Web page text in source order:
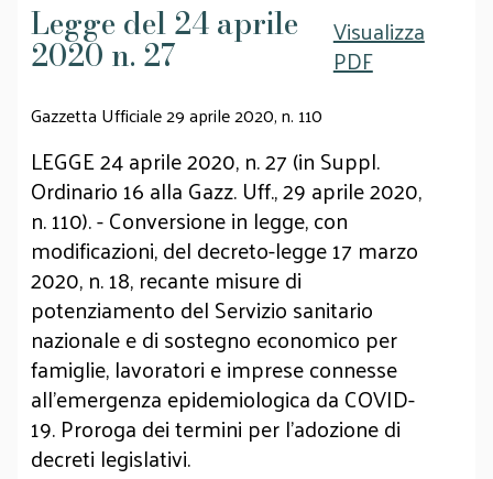
Legge del 24 aprile
2020 n. 27
Visualizza
PDF
Gazzetta Ufficiale 29 aprile 2020, n. 110
LEGGE 24 aprile 2020, n. 27 (in Suppl.
Ordinario 16 alla Gazz. Uff., 29 aprile 2020,
n. 110). - Conversione in legge, con
modificazioni, del decreto-legge 17 marzo
2020, n. 18, recante misure di
potenziamento del Servizio sanitario
nazionale e di sostegno economico per
famiglie, lavoratori e imprese connesse
all'emergenza epidemiologica da COVID-
19. Proroga dei termini per l'adozione di
decreti legislativi.